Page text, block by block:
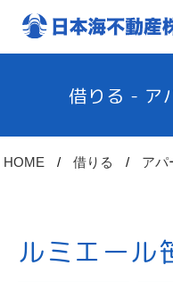
借りる - ア
HOME 借りる アパ
ルミエール